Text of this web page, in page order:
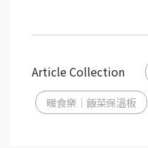
Article Collection
暖食樂｜飯菜保溫板